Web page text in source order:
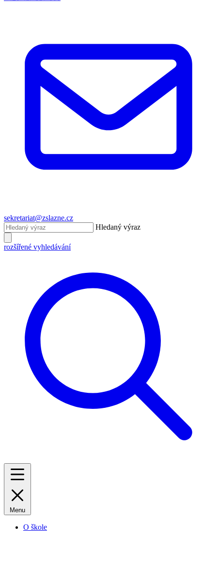
sekretariat@zslazne.cz
Hledaný výraz
rozšířené vyhledávání
Menu
O škole